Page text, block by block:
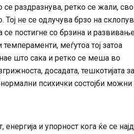
раздразнува, ретко се жали,
Тој не се одлучува брзо на
се постигне со брзина и
меѓутоа тој затоа
што сака и ретко се меша во
досадата, тешкотијата за
психички состојби можни
и упорност кога ќе се